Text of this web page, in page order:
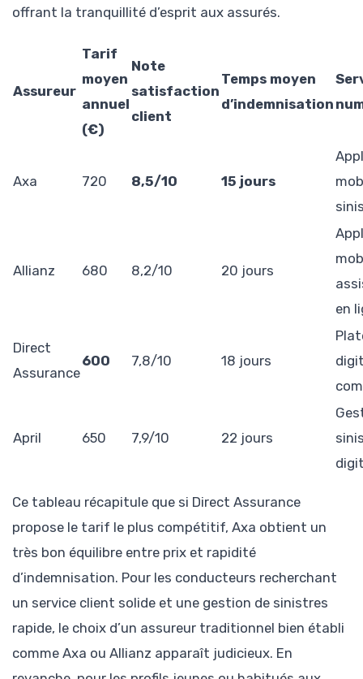
offrant la tranquillité d’esprit aux assurés.
Assureur
Tarif
moyen
annuel
(€)
Note
satisfaction
client
Temps moyen
d’indemnisation
Axa 720 8,5/10 15 jours
Allianz 680 8,2/10 20 jours
en
Direct
Assurance
600 7,8/10 18 jours
April 650 7,9/10 22 jours
Ce tableau récapitule que si Direct Assurance
propose le tarif le plus compétitif, Axa obtient un
très bon équilibre entre prix et rapidité
d’indemnisation. Pour les conducteurs recherchant
un service client solide et une gestion de sinistres
rapide, le choix d’un assureur traditionnel bien établi
comme Axa ou Allianz apparaît judicieux. En